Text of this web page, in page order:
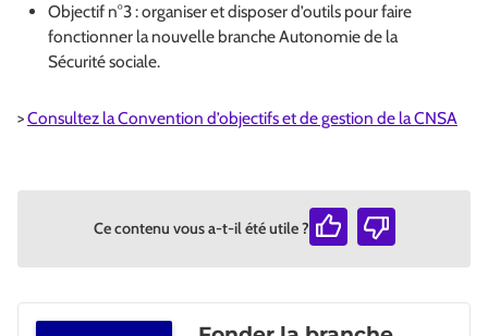
Objectif n°3 : organiser et disposer d’outils pour faire
fonctionner la nouvelle branche Autonomie de la
Sécurité sociale.
>Consultez la Convention d’objectifs et de gestion de la CNSA
Ce contenu vous a-t-il été utile ?